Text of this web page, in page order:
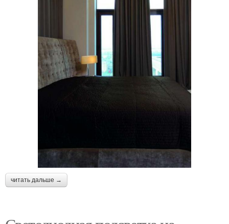
читать дальше →